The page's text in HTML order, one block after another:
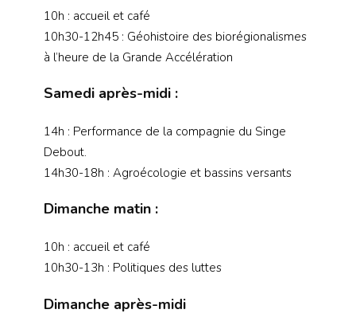
10h : accueil et café
10h30-12h45 : Géohistoire des biorégionalismes
à l’heure de la Grande Accélération
Samedi après-midi :
14h : Performance de la compagnie du Singe
Debout.
14h30-18h : Agroécologie et bassins versants
Dimanche matin :
10h : accueil et café
10h30-13h : Politiques des luttes
Dimanche après-midi